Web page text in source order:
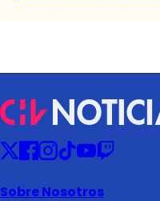
Sobre Nosotros